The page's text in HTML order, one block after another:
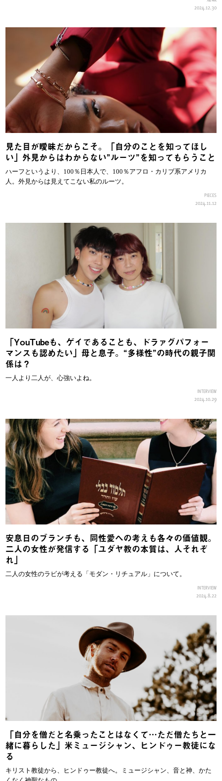
2024.12.30
見た目が曖昧だからこそ。「自分のことを知ってほし
い」外見からはわからない”ルーツ”を知ってもらうこと
ハーフというより、100％日本人で、100％アフロ・カリブ系アメリカ
人。外見からは見えてこない私のルーツ。
PIECES
2024.11.12
「YouTubeも、ゲイであることも、ドラァグパフォー
マンスも認めたい」母と息子。“多様性”の時代の親子関
係は？
一人より二人が、心強いよね。
INTERVIEW
2024.10.29
安息日のブランチも、同性愛への考えも各々の価値観。
二人の女性が発信する「ユダヤ教の本質は、人それぞ
れ」
二人の女性のラビが考える「モダン・リチュアル」について。
INTERVIEW
2024.8.22
「自分を僧だと名乗ったことはなくて…ただ僧たちと一
緒に暮らした」米ミュージシャン、ヒンドゥー教徒にな
る
キリスト教徒から、ヒンドゥー教徒へ。ミュージシャン、音と神、かた